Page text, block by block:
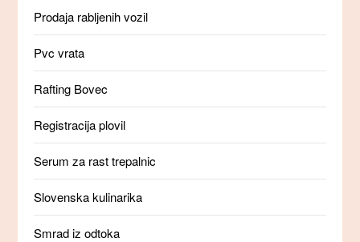
Prodaja rabljenih vozil
Pvc vrata
Rafting Bovec
Registracija plovil
Serum za rast trepalnic
Slovenska kulinarika
Smrad iz odtoka